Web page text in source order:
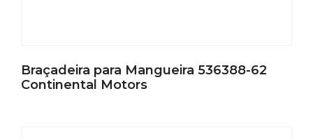
Braçadeira para Mangueira 536388-62
Continental Motors